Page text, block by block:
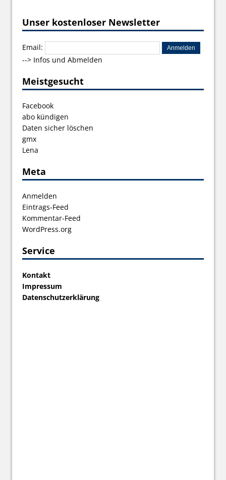
Unser kostenloser Newsletter
Email:
--> Infos und Abmelden
Meistgesucht
Facebook
abo kündigen
Daten sicher löschen
gmx
Lena
Meta
Anmelden
Eintrags-Feed
Kommentar-Feed
WordPress.org
Service
Kontakt
Impressum
Datenschutzerklärung